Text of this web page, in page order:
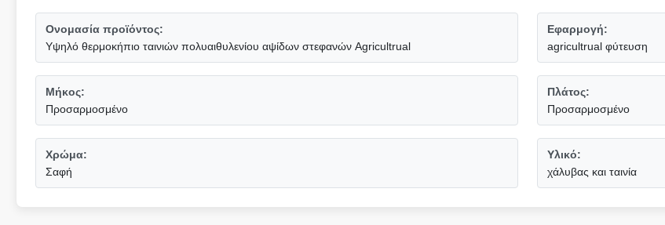
Ονομασία προϊόντος:
Υψηλό θερμοκήπιο ταινιών πολυαιθυλενίου αψίδων στεφανών Agricultrual
Εφαρμογή:
agricultrual φύτευση
Μήκος:
Προσαρμοσμένο
Πλάτος:
Προσαρμοσμένο
Χρώμα:
Σαφή
Υλικό:
χάλυβας και ταινία